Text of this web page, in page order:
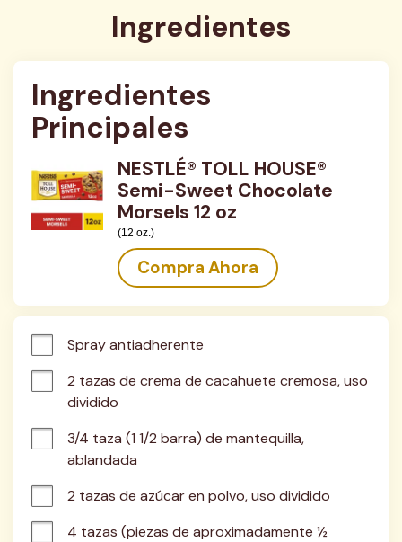
Ingredientes
Ingredientes
Principales
NESTLÉ® TOLL HOUSE®
Semi-Sweet Chocolate
Morsels 12 oz
(12 oz.)
Compra Ahora
Spray antiadherente
2 tazas de crema de cacahuete cremosa, uso
dividido
3/4 taza (1 1/2 barra) de mantequilla,
ablandada
2 tazas de azúcar en polvo, uso dividido
4 tazas (piezas de aproximadamente ½